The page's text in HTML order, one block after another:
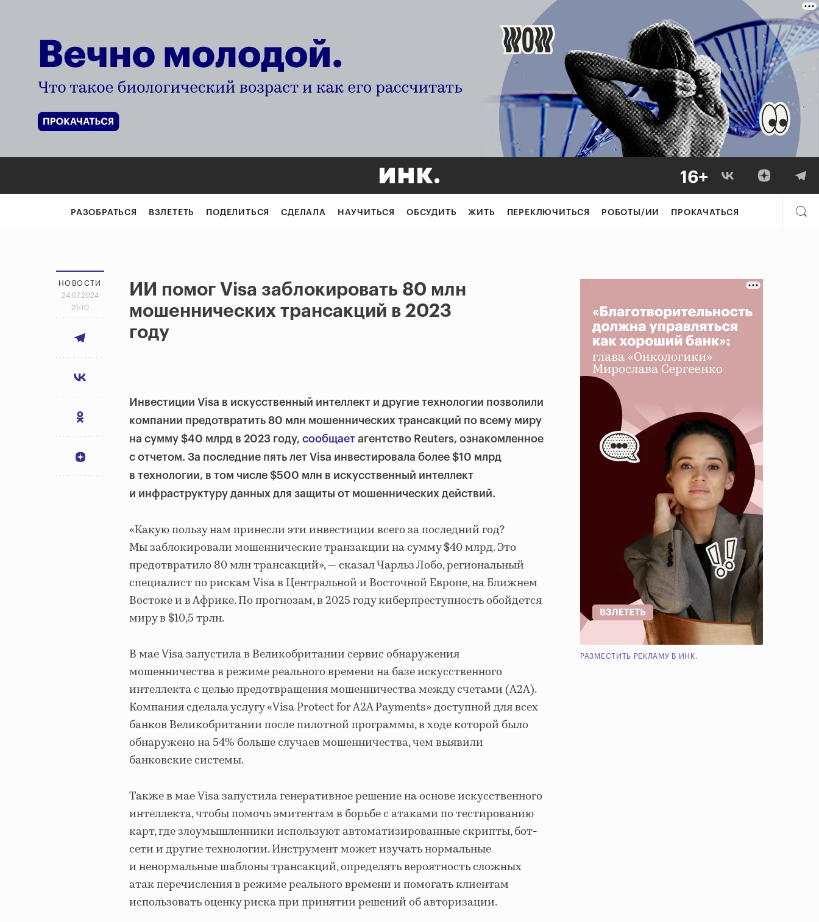
РАЗОБРАТЬСЯ ВЗЛЕТЕТЬ ПОДЕЛИТЬСЯ СДЕЛАЛА НАУЧИТЬСЯ ОБСУДИТЬ ЖИТЬ ПЕРЕКЛЮЧИТЬСЯ РОБОТЫ/ИИ ПРОКАЧАТЬСЯ
НОВОСТИ
24.07.2024
21:10
ИИ помог Visa заблокировать 80 млн
мошеннических трансакций в 2023
году
Инвестиции Visa в искусственный интеллект и другие технологии позволили
компании предотвратить 80 млн мошеннических трансакций по всему миру
на сумму $40 млрд в 2023 году, сообщает агентство Reuters, ознакомленное
с отчетом. За последние пять лет Visa инвестировала более $10 млрд
в технологии, в том числе $500 млн в искусственный интеллект
и инфраструктуру данных для защиты от мошеннических действий.
«Какую пользу нам принесли эти инвестиции всего за последний год?
Мы заблокировали мошеннические транзакции на сумму $40 млрд. Это
предотвратило 80 млн трансакций», — сказал Чарльз Лобо, региональный
специалист по рискам Visa в Центральной и Восточной Европе, на Ближнем
Востоке и в Африке. По прогнозам, в 2025 году киберпреступность обойдется
миру в $10,5 трлн.
В мае Visa запустила в Великобритании сервис обнаружения
мошенничества в режиме реального времени на базе искусственного
интеллекта с целью предотвращения мошенничества между счетами (A2A).
Компания сделала услугу «Visa Protect for A2A Payments» доступной для всех
банков Великобритании после пилотной программы, в ходе которой было
обнаружено на 54% больше случаев мошенничества, чем выявили
банковские системы.
Также в мае Visa запустила генеративное решение на основе искусственного
интеллекта, чтобы помочь эмитентам в борьбе с атаками по тестированию
карт, где злоумышленники используют автоматизированные скрипты, бот-
сети и другие технологии. Инструмент может изучать нормальные
и ненормальные шаблоны трансакций, определять вероятность сложных
атак перечисления в режиме реального времени и помогать клиентам
использовать оценку риска при принятии решений об авторизации.
РАЗМЕСТИТЬ РЕКЛАМУ В ИНК.